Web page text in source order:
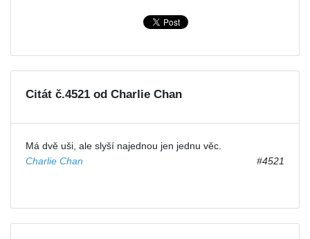
Citát č.4521 od Charlie Chan
Má dvě uši, ale slyší najednou jen jednu věc.
Charlie Chan
#4521